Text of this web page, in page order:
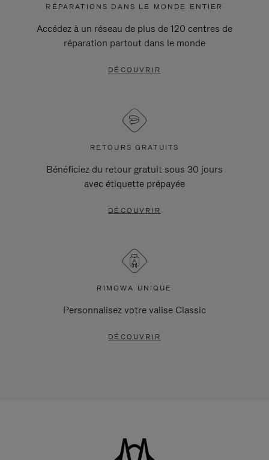
RÉPARATIONS DANS LE MONDE ENTIER
Accédez à un réseau de plus de 120 centres de
réparation partout dans le monde
DÉCOUVRIR
RETOURS GRATUITS
Bénéficiez du retour gratuit sous 30 jours
avec étiquette prépayée
DÉCOUVRIR
RIMOWA UNIQUE
Personnalisez votre valise Classic
DÉCOUVRIR